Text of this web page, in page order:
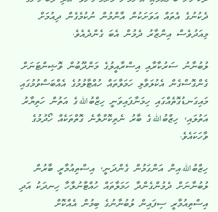
ދެކުނުގެ އެތައް އަވަށަކުން އާންމުން ނުކުމެގެން ދިއުމަށް
މިއަދުވެސް އިންޒާރު ދެމުން އެބަ ގެންދެއެވެ.
ލުބުނާނު ސަރުކާރާއި އިސްރާއީލުގެ މަންދޫބުން ވޮޝިންޓަނަށް
ގެންގޮސްގެން އެކުލަވާލި ހަމަލާތައް ހުއްޓާލުމުގެ އެއްބަސްވުމުގައި
މައިގަނޑުގޮތެއްގައި ހިމަނާފައިވަނީ ހިޒްބުﷲގެ އަތުން ހަތިޔާރު
އަތުލައި، ހިޒްބުﷲގެ ބާރު ނެތިކޮށްލާނެ ގޮތްތަކެއް ހޯދުމުގެ
ވާހަކައެވެ.
ހިޒްބުﷲއިން އަންގަމުން ގެންދަނީ، އިސްތިއުމާރީ ބާރުން
ލުބުނާނަށް ދެމުންގެންދާ ހަމަލާތައް ހުއްޓާނުލާހާ ހިނދަކު އަދި
އިސްތިއުމާރީ ސިފައިން ލުބުނާނުގެ ބިމުން އެއްކޮށް